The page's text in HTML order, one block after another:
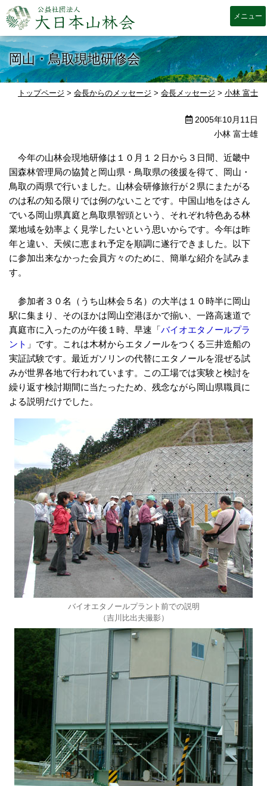
岡山・鳥取現地研修会
トップページ > 会長からのメッセージ > 会長メッセージ > 小林 富士雄
2005年10月11日
小林 富士雄
今年の山林会現地研修は１０月１２日から３日間、近畿中
国森林管理局の協賛と岡山県・鳥取県の後援を得て、岡山・
鳥取の両県で行いました。山林会研修旅行が２県にまたがる
のは私の知る限りでは例のないことです。中国山地をはさん
でいる岡山県真庭と鳥取県智頭という、それぞれ特色ある林
業地域を効率よく見学したいという思いからです。今年は昨
年と違い、天候に恵まれ予定を順調に遂行できました。以下
に参加出来なかった会員方々のために、簡単な紹介を試みま
す。
参加者３０名（うち山林会５名）の大半は１０時半に岡山
駅に集まり、そのほかは岡山空港ほかで揃い、一路高速道で
真庭市に入ったのが午後１時、早速「バイオエタノールプラ
ント 」です。これは木材からエタノールをつくる三井造船の
実証試験です。最近ガソリンの代替にエタノールを混ぜる試
みが世界各地で行われています。この工場では実験と検討を
繰り返す検討期間に当たったため、残念ながら岡山県職員に
よる説明だけでした。
バイオエタノールプラント前での説明
（吉川比出夫撮影）